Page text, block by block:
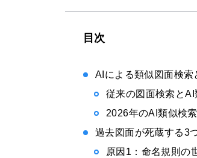
目次
AIによる類似図面検
従来の図面検索と
2026年のAI類似検
過去図面が死蔵する3
原因1：命名規則の